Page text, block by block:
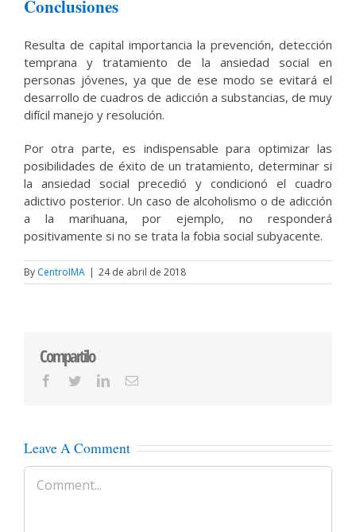
Conclusiones
Resulta de capital importancia la prevención, detección
temprana y tratamiento de la ansiedad social en
personas jóvenes, ya que de ese modo se evitará el
desarrollo de cuadros de adicción a substancias, de muy
difícil manejo y resolución.
Por otra parte, es indispensable para optimizar las
posibilidades de éxito de un tratamiento, determinar si
la ansiedad social precedió y condicionó el cuadro
adictivo posterior. Un caso de alcoholismo o de adicción
a la marihuana, por ejemplo, no responderá
positivamente si no se trata la fobia social subyacente.
By CentroIMA | 24 de abril de 2018
Compartilo
Facebook
TwitterLinkedInEmail
Leave A Comment
Comment